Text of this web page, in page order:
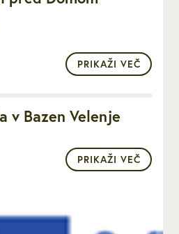
PRIKAŽI VEČ
v Bazen Velenje
PRIKAŽI VEČ